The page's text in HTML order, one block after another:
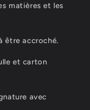
matières et les
être accroché.
et carton
avec